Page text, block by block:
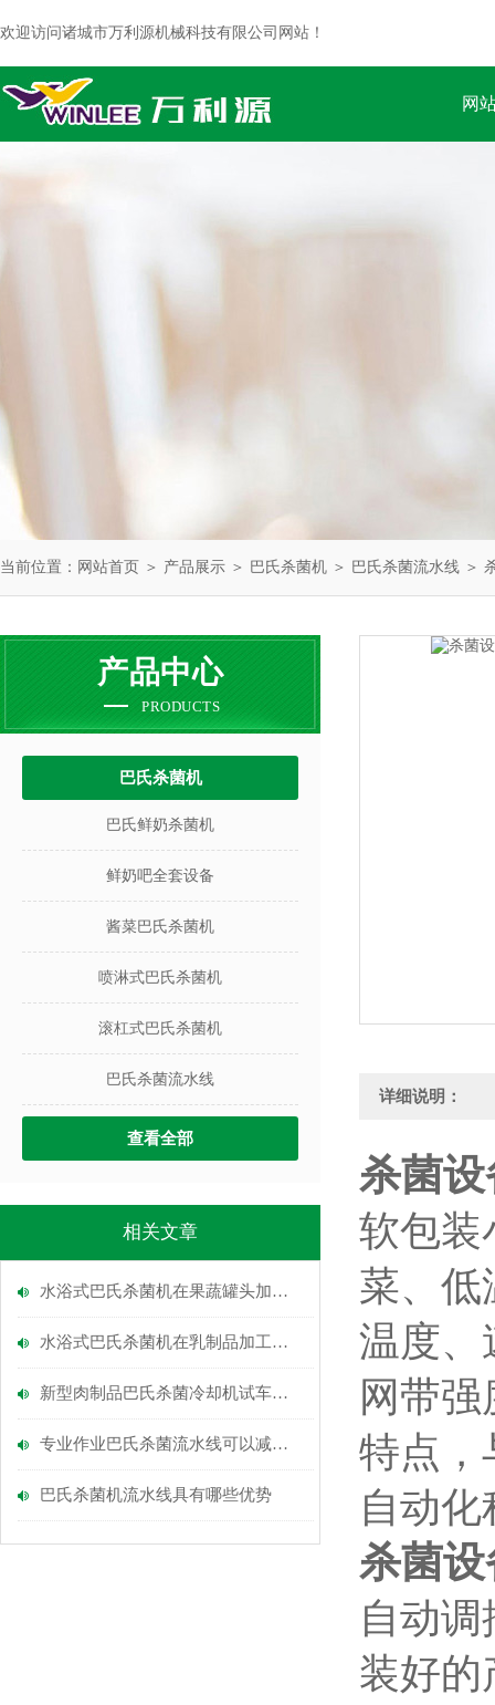
欢迎访问诸城市万利源机械科技有限公司网站！
网
当前位置： 网站首页 ＞ 产品展示 ＞ 巴氏杀菌机 ＞ 巴氏杀菌流水线 ＞
产品中心
PRODUCTS
巴氏杀菌机
巴氏鲜奶杀菌机
鲜奶吧全套设备
酱菜巴氏杀菌机
喷淋式巴氏杀菌机
滚杠式巴氏杀菌机
巴氏杀菌流水线
查看全部
相关文章
水浴式巴氏杀菌机在果蔬罐头加工中的关键作用
水浴式巴氏杀菌机在乳制品加工中的应用
新型肉制品巴氏杀菌冷却机试车成功
专业作业巴氏杀菌流水线可以减少事故
巴氏杀菌机流水线具有哪些优势
详细说明：
杀菌
软包装
菜、低
温度、
网带
特点，
自动
杀菌
自动
装好的